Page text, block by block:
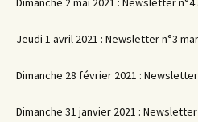
Jeudi 1 avril 2021 : Newsletter n°3
Dimanche 28 février 2021 :
Dimanche 31 janvier 2021 :